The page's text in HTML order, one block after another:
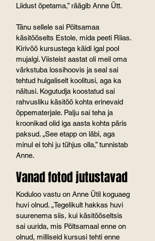
Liidust õpetama,” räägib Anne Ütt.
Tänu sellele sai Põltsamaa
käsitööselts Estole, mida peeti Riias.
Kirivöö kursustega käidi igal pool
mujalgi. Viisteist aastat oli meil oma
värkstuba lossihoovis ja seal sai
tehtud hulgaliselt koolitusi, aga ka
näitusi. Kogutudja koostatud sai
rahvusliku käsitöö kohta erinevaid
õppematerjale. Palju sai teha ja
kroonikad olid iga aasta kohta päris
paksud. „See etapp on läbi, aga
minul ei tohi ju tühjus olla,” tunnistab
Anne.
Vanad fotod jutustavad
Koduloo vastu on Anne Ütil koguaeg
huvi olnud. „Tegelikult hakkas huvi
suurenema siis, kui käsitööseltsis
sai uurida, mis Põltsamaal enne on
olnud, milliseid kursusi tehti enne